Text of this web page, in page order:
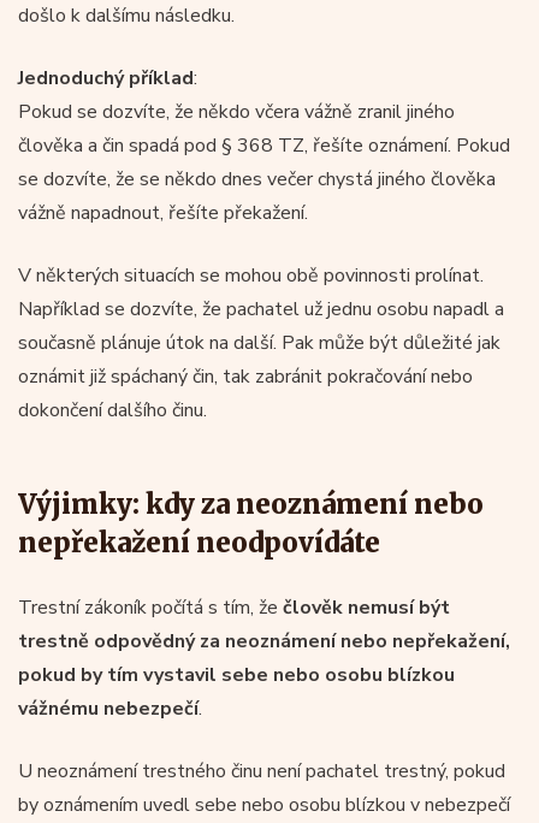
došlo k dalšímu následku.
Jednoduchý příklad:
Pokud se dozvíte, že někdo včera vážně zranil jiného
člověka a čin spadá pod § 368 TZ, řešíte oznámení. Pokud
se dozvíte, že se někdo dnes večer chystá jiného člověka
vážně napadnout, řešíte překažení.
V některých situacích se mohou obě povinnosti prolínat.
Například se dozvíte, že pachatel už jednu osobu napadl a
současně plánuje útok na další. Pak může být důležité jak
oznámit již spáchaný čin, tak zabránit pokračování nebo
dokončení dalšího činu.
Výjimky: kdy za neoznámení nebo
nepřekažení neodpovídáte
Trestní zákoník počítá s tím, že člověk nemusí být
trestně odpovědný za neoznámení nebo nepřekažení,
pokud by tím vystavil sebe nebo osobu blízkou
vážnému nebezpečí.
U neoznámení trestného činu není pachatel trestný, pokud
by oznámením uvedl sebe nebo osobu blízkou v nebezpečí